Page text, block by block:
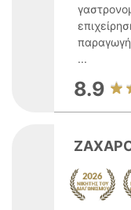
παραγωγή
...
8.9